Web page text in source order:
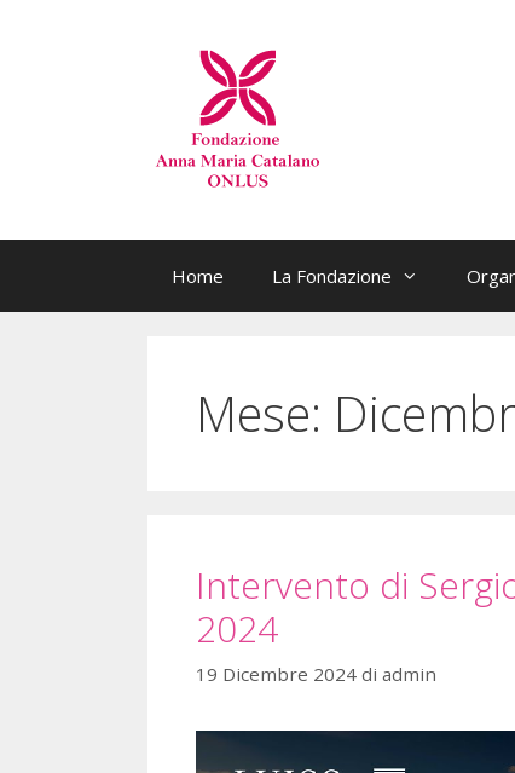
Home La Fondazione
Mese:
Intervento di
2024
19 Dicembre 2024 di admin